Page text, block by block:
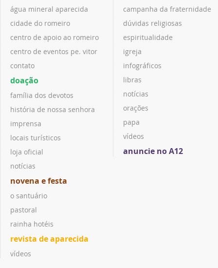
água mineral aparecida
cidade do romeiro
centro de apoio ao romeiro
centro de eventos pe. vitor
contato
doação
família dos devotos
história de nossa senhora
imprensa
locais turísticos
loja oficial
notícias
novena e festa
o santuário
pastoral
rainha hotéis
revista de aparecida
vídeos
campanha da fraternidade
dúvidas religiosas
espiritualidade
igreja
infográficos
libras
notícias
orações
papa
vídeos
anuncie no A12